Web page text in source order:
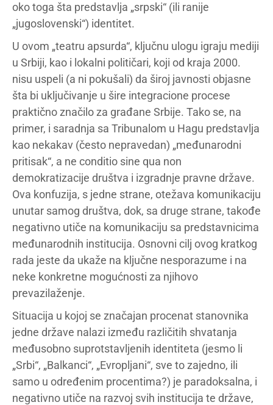
oko toga šta predstavlja „srpski“ (ili ranije
„jugoslovenski“) identitet.
U ovom „teatru apsurda“, ključnu ulogu igraju mediji
u Srbiji, kao i lokalni političari, koji od kraja 2000.
nisu uspeli (a ni pokušali) da široj javnosti objasne
šta bi uključivanje u šire integracione procese
praktično značilo za građane Srbije. Tako se, na
primer, i saradnja sa Tribunalom u Hagu predstavlja
kao nekakav (često nepravedan) „međunarodni
pritisak“, a ne conditio sine qua non
demokratizacije društva i izgradnje pravne države.
Ova konfuzija, s jedne strane, otežava komunikaciju
unutar samog društva, dok, sa druge strane, takođe
negativno utiče na komunikaciju sa predstavnicima
međunarodnih institucija. Osnovni cilj ovog kratkog
rada jeste da ukaže na ključne nesporazume i na
neke konkretne mogućnosti za njihovo
prevazilaženje.
Situacija u kojoj se značajan procenat stanovnika
jedne države nalazi između različitih shvatanja
međusobno suprotstavljenih identiteta (jesmo li
„Srbi“, „Balkanci“, „Evropljani“, sve to zajedno, ili
samo u određenim procentima?) je paradoksalna, i
negativno utiče na razvoj svih institucija te države,